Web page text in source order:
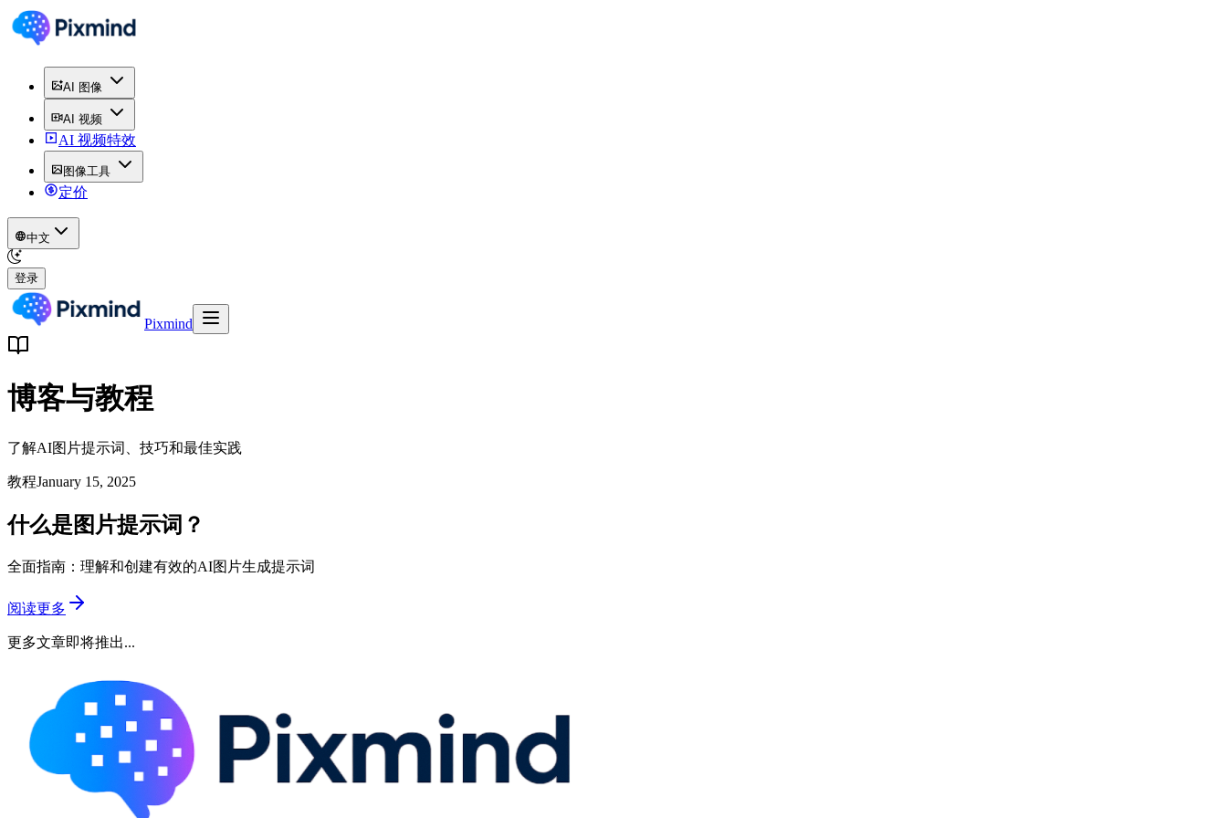
AI 图像
AI 视频
AI 视频特效
图像工具
定价
中文
登录
Pixmind
博客与教程
了解AI图片提示词、技巧和最佳实践
教程January 15, 2025
什么是图片提示词？
全面指南：理解和创建有效的AI图片生成提示词
阅读更多
更多文章即将推出...